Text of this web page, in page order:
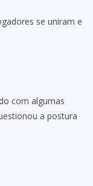
se uniram e
com algumas
a postura